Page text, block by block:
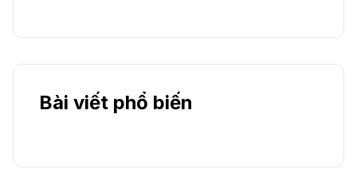
Bài viết phổ biến